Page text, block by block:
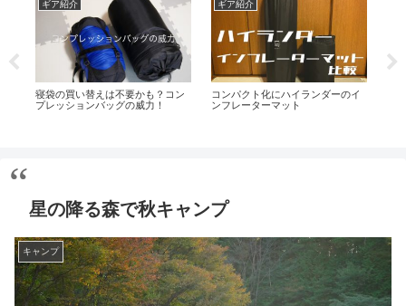
ギア紹介
寝袋の買い替えは不要かも？コン
プレッションバッグの威力！
ギア紹介
コンパクト化にハイランダーのイ
ンフレーターマット
星の降る森で秋キャンプ
キャンプ